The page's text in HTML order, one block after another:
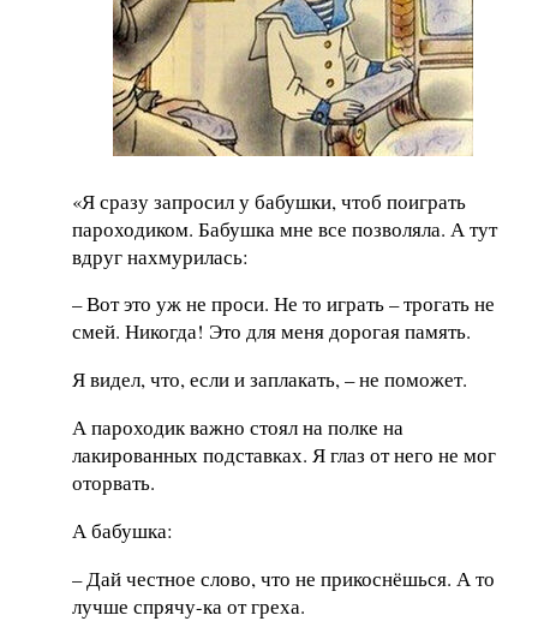
«Я сразу запросил у бабушки, чтоб поиграть
пароходиком. Бабушка мне все позволяла. А тут
вдруг нахмурилась:
– Вот это уж не проси. Не то играть – трогать не
смей. Никогда! Это для меня дорогая память.
Я видел, что, если и заплакать, – не поможет.
А пароходик важно стоял на полке на
лакированных подставках. Я глаз от него не мог
оторвать.
А бабушка:
– Дай честное слово, что не прикоснёшься. А то
лучше спрячу-ка от греха.